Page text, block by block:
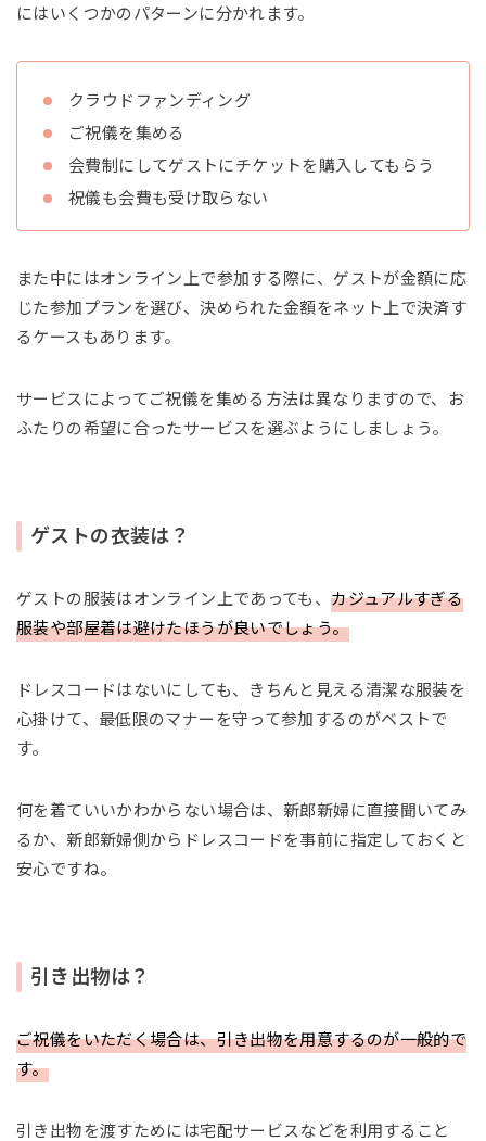
にはいくつかのパターンに分かれます。
クラウドファンディング
ご祝儀を集める
会費制にしてゲストにチケットを購入してもらう
祝儀も会費も受け取らない
また中にはオンライン上で参加する際に、ゲストが金額に応
じた参加プランを選び、決められた金額をネット上で決済す
るケースもあります。
サービスによってご祝儀を集める方法は異なりますので、お
ふたりの希望に合ったサービスを選ぶようにしましょう。
ゲストの衣装は？
ゲストの服装はオンライン上であっても、カジュアルすぎる
服装や部屋着は避けたほうが良いでしょう。
ドレスコードはないにしても、きちんと見える清潔な服装を
心掛けて、最低限のマナーを守って参加するのがベストで
す。
何を着ていいかわからない場合は、新郎新婦に直接聞いてみ
るか、新郎新婦側からドレスコードを事前に指定しておくと
安心ですね。
引き出物は？
ご祝儀をいただく場合は、引き出物を用意するのが一般的で
す。
引き出物を渡すためには宅配サービスなどを利用すること